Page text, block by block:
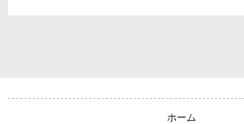
サイトナビゲーション
ホーム